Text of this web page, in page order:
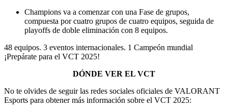
Champions va a comenzar con una Fase de grupos,
compuesta por cuatro grupos de cuatro equipos, seguida de
playoffs de doble eliminación con 8 equipos.
48 equipos. 3 eventos internacionales. 1 Campeón mundial
¡Prepárate para el VCT 2025!
DÓNDE VER EL VCT
No te olvides de seguir las redes sociales oficiales de VALORANT
Esports para obtener más información sobre el VCT 2025: